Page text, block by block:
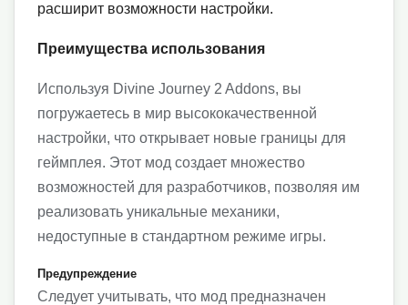
расширит возможности настройки.
Преимущества использования
Используя Divine Journey 2 Addons, вы
погружаетесь в мир высококачественной
настройки, что открывает новые границы для
геймплея. Этот мод создает множество
возможностей для разработчиков, позволяя им
реализовать уникальные механики,
недоступные в стандартном режиме игры.
Предупреждение
Следует учитывать, что мод предназначен